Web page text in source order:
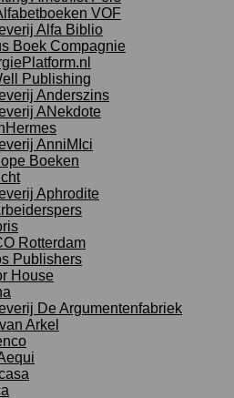
VOF
Alfa Biblio
Boek Compagnie
Publishing
Anderszins
ANekdote
AnniMIci
Boeken
Aphrodite
Rotterdam
Publishers
House
De Argumentenfabriek
Arkel